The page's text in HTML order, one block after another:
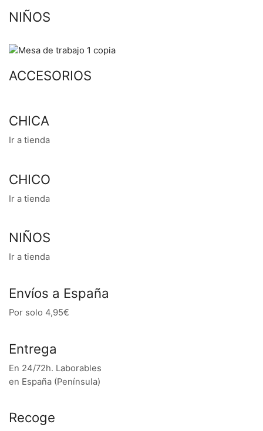
NIÑOS
ACCESORIOS
CHICA
Ir a tienda
CHICO
Ir a tienda
NIÑOS
Ir a tienda
Envíos a España
Por solo 4,95€
Entrega
En 24/72h. Laborables
en España (Península)
Recoge